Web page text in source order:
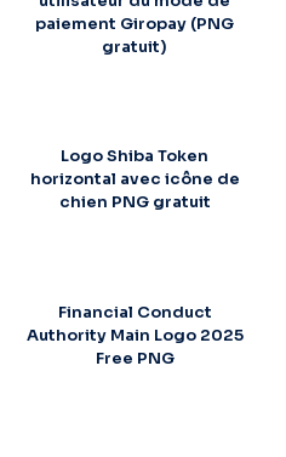
paiement Giropay (PNG
gratuit)
Logo Shiba Token
horizontal avec icône de
chien PNG gratuit
Financial Conduct
Authority Main Logo 2025
Free PNG